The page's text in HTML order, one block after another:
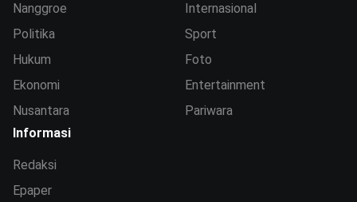
Nanggroe
Politika
Hukum
Ekonomi
Nusantara
Internasional
Sport
Foto
Entertainment
Pariwara
Informasi
Redaksi
Epaper